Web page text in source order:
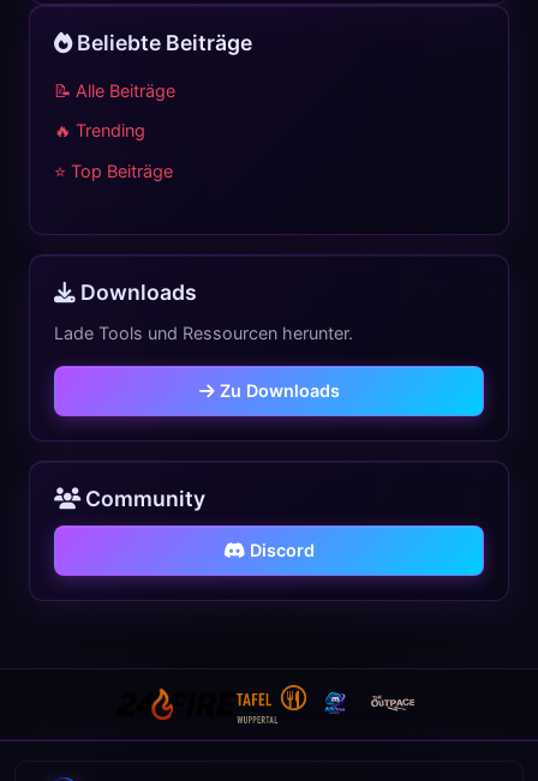
Beliebte Beiträge
📝 Alle Beiträge
🔥 Trending
⭐ Top Beiträge
Downloads
Lade Tools und Ressourcen herunter.
Zu Downloads
Community
Discord